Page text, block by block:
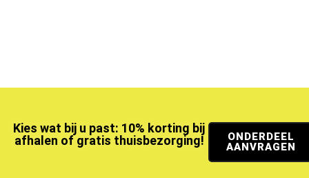
Kies wat bij u past: 10% korting bij
afhalen of gratis thuisbezorging!
ONDERDEEL
AANVRAGEN